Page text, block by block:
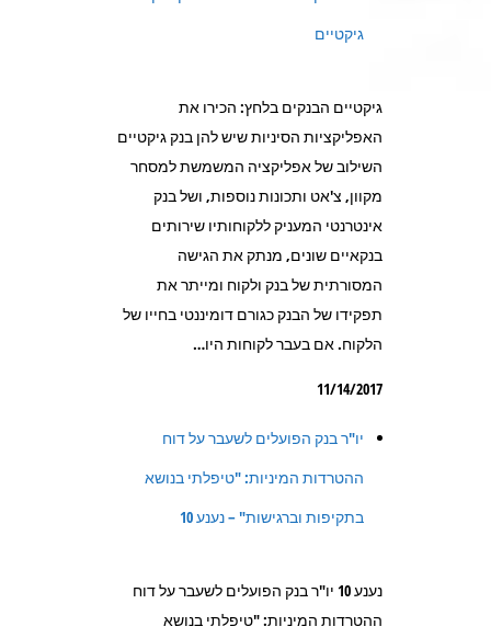
גיקטיים
גיקטיים הבנקים בלחץ: הכירו את
האפליקציות הסיניות שיש להן בנק גיקטיים
השילוב של אפליקציה המשמשת למסחר
מקוון, צ'אט ותכונות נוספות, ושל בנק
אינטרנטי המעניק ללקוחותיו שירותים
בנקאיים שונים, מנתק את הגישה
המסורתית של בנק ולקוח ומייתר את
תפקידו של הבנק כגורם דומיננטי בחייו של
הלקוח. אם בעבר לקוחות היו…
11/14/2017
יו"ר בנק הפועלים לשעבר על דוח
ההטרדות המיניות: "טיפלתי בנושא
בתקיפות וברגישות" – נענע 10
נענע 10 יו"ר בנק הפועלים לשעבר על דוח
ההטרדות המיניות: "טיפלתי בנושא